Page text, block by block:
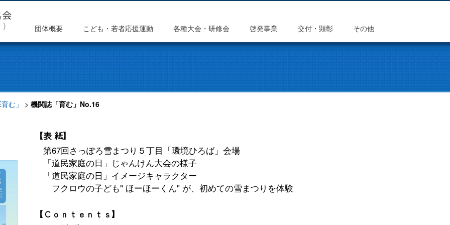
団体概要 こども・若者応援運動 各種大会・研修会 啓発事業 交付・顕彰 その他
む」 > 機関誌「育む」No.16
【表 紙】
第67回さっぽろ雪まつり５丁目「環境ひろば」会場
「道民家庭の日」じゃんけん大会の様子
「道民家庭の日」イメージキャラクター
フクロウの子ども" ほーほーくん" が、初めての雪まつりを体験
【Ｃｏｎｔｅｎｔｓ】